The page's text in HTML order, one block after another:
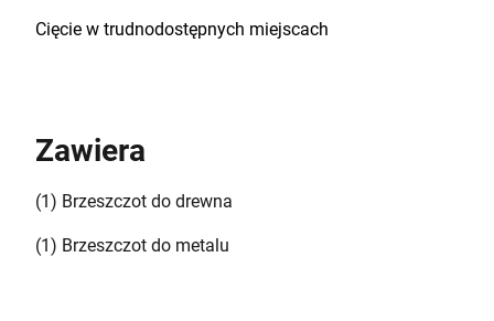
Cięcie w trudnodostępnych miejscach
Zawiera
(1) Brzeszczot do drewna
(1) Brzeszczot do metalu